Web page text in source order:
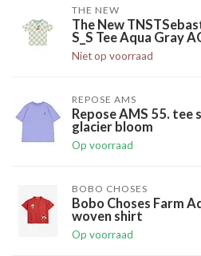
THE NEW
The New
S_S Tee Aqua Gray
Niet op voorraad
REPOSE AMS
Repose AMS 55. tee
glacier bloom
Op voorraad
BOBO CHOSES
Bobo Choses Farm
woven shirt
Op voorraad